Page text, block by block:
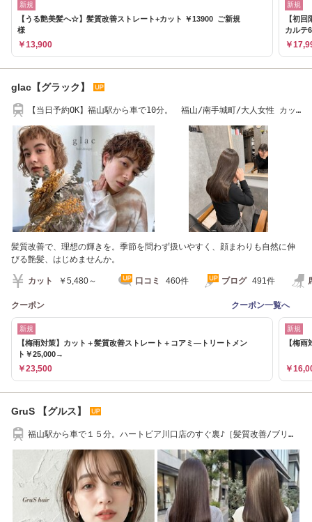
新規
【うる艶美髪へ☆】髪質改善ストレート+カット ￥13900 ご新規
様
￥13,900
新規
【初
カルテ
￥
glac【グラック】
【当日予約OK】福山駅から車で10分。 福山/南手城町/大人女性 カッ
髪質改善で、理想の輝きを。季節を問わず扱いやすく、顔まわりも自然に伸
びる艶髪、はじめませんか。
カット ￥5,480～ 口コミ 460件 ブログ 491件
クーポン クーポン一覧へ
新規
【梅雨対策】カット＋髪質改善ストレート＋コアミ―トリートメン
ト￥25,000→
￥23,500
新規
【梅
￥
GruS 【グルス】
福山駅から車で１５分。ハートピア川口店のすぐ裏♪［髪質改善/ブリー